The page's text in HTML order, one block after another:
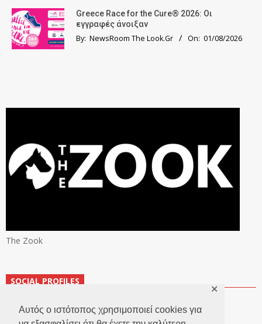
Αυτός ο ιστότοπος χρησιμοποιεί cookies για
✕
Greece Race for the Cure® 2026: Οι
εγγραφές άνοιξαν
By: NewsRoom The Look.Gr On: 01/08/2026
The Zook
SOCIAL PROFILES